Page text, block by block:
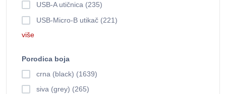
USB-A utičnica (235)
USB-Micro-B utikač (221)
više
Porodica boja
crna (black) (1639)
siva (grey) (265)